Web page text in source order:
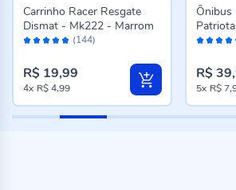
Avaliação: (144)
Carrinho Racer Resgate
Dismat - Mk222 - Marrom
R$ 19,99
4x R$ 4,99
Ônibus
R$
5x R$